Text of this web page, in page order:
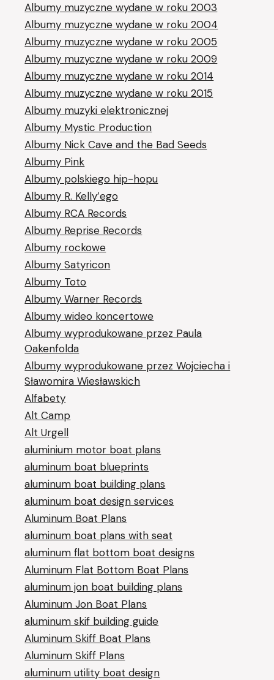
Albumy muzyczne wydane w roku 2003
Albumy muzyczne wydane w roku 2004
Albumy muzyczne wydane w roku 2005
Albumy muzyczne wydane w roku 2009
Albumy muzyczne wydane w roku 2014
Albumy muzyczne wydane w roku 2015
Albumy muzyki elektronicznej
Albumy Mystic Production
Albumy Nick Cave and the Bad Seeds
Albumy Pink
Albumy polskiego hip-hopu
Albumy R. Kelly’ego
Albumy RCA Records
Albumy Reprise Records
Albumy rockowe
Albumy Satyricon
Albumy Toto
Albumy Warner Records
Albumy wideo koncertowe
Albumy wyprodukowane przez Paula
Oakenfolda
Albumy wyprodukowane przez Wojciecha i
Sławomira Wiesławskich
Alfabety
Alt Camp
Alt Urgell
aluminium motor boat plans
aluminum boat blueprints
aluminum boat building plans
aluminum boat design services
Aluminum Boat Plans
aluminum boat plans with seat
aluminum flat bottom boat designs
Aluminum Flat Bottom Boat Plans
aluminum jon boat building plans
Aluminum Jon Boat Plans
aluminum skif building guide
Aluminum Skiff Boat Plans
Aluminum Skiff Plans
aluminum utility boat design